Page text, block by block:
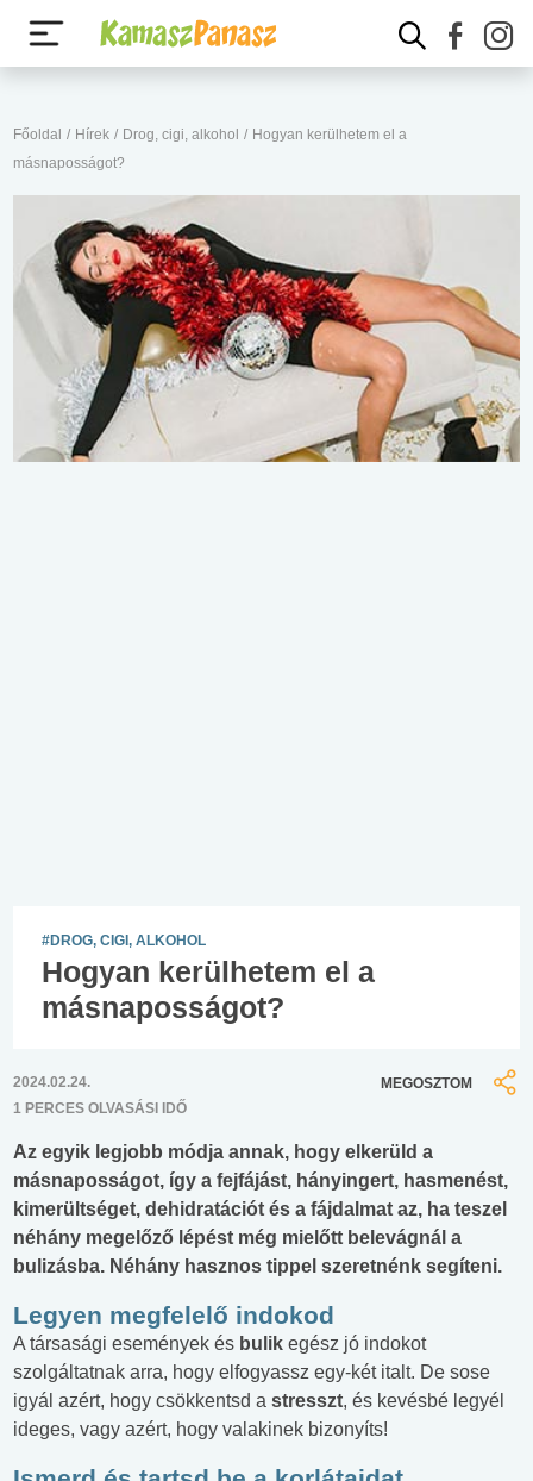
Főoldal / Hírek / Drog, cigi, alkohol / Hogyan kerülhetem el a
másnaposságot?
#DROG, CIGI, ALKOHOL
Hogyan kerülhetem el a
másnaposságot?
2024.02.24.
1 PERCES OLVASÁSI IDŐ
MEGOSZTOM
Az egyik legjobb módja annak, hogy elkerüld a
másnaposságot, így a fejfájást, hányingert, hasmenést,
kimerültséget, dehidratációt és a fájdalmat az, ha teszel
néhány megelőző lépést még mielőtt belevágnál a
bulizásba. Néhány hasznos tippel szeretnénk segíteni.
Legyen megfelelő indokod
A társasági események és bulik egész jó indokot
szolgáltatnak arra, hogy elfogyassz egy-két italt. De sose
igyál azért, hogy csökkentsd a stresszt, és kevésbé legyél
ideges, vagy azért, hogy valakinek bizonyíts!